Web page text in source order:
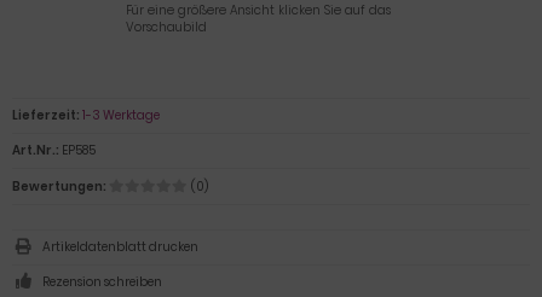
Für eine größere Ansicht klicken Sie auf das
Vorschaubild
Lieferzeit: 1-3 Werktage
Art.Nr.: EP585
Bewertungen:
(0)
Artikeldatenblatt drucken
Rezension schreiben